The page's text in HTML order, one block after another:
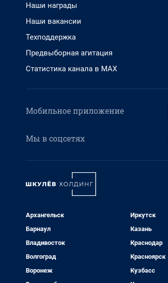
Наши награды
Наши вакансии
Техподдержка
Предвыборная агитация
Статистика канала в MAX
Мобильное приложение
Мы в соцсетях
Архангельск
Барнаул
Владивосток
Волгоград
Воронеж
Иркутск
Казань
Краснодар
Красноярск
Кузбасс